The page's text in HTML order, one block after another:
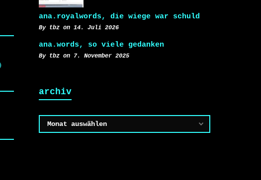
ana.royalwords, die wiege war schuld
By tbz on 14. Juli 2026
ana.words, so viele gedanken
By tbz on 7. November 2025
archiv